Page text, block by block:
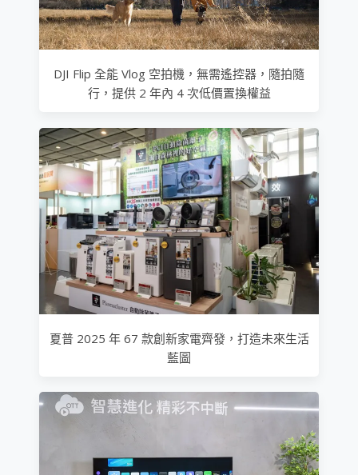
DJI Flip 全能 Vlog 空拍機，無需遙控器，隨拍隨
行，提供 2 年內 4 次低價置換權益
夏普 2025 年 67 款創新家電齊發，打造未來生活
藍圖